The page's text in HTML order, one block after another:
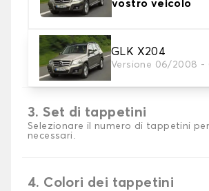
vostro veicolo
GLK X204
Versione 06/2008 -
2. Materiale
Scegli il materiale del tappetini auto
3. Set di tappetini
Selezionare il numero di tappetini
necessari.
4. Colori dei tappetini